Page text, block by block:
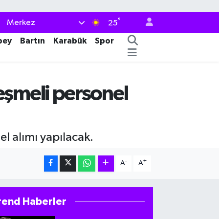
Merkez 25°
Bartın Karabük
Spor
personel
yapılacak.
A- A+
Haberler